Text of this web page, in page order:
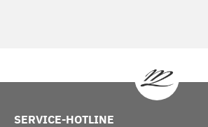
SERVICE-HOTLINE